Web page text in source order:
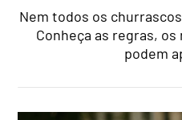
Nem todos os
Conheça as regras,
podem